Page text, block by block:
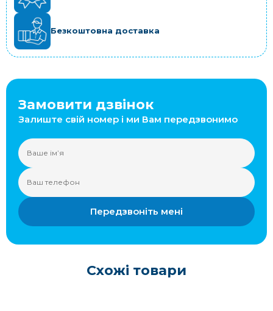
Безкоштовна доставка
Замовити дзвінок
Залиште свій номер і ми Вам передзвонимо
Передзвоніть мені
Схожі товари